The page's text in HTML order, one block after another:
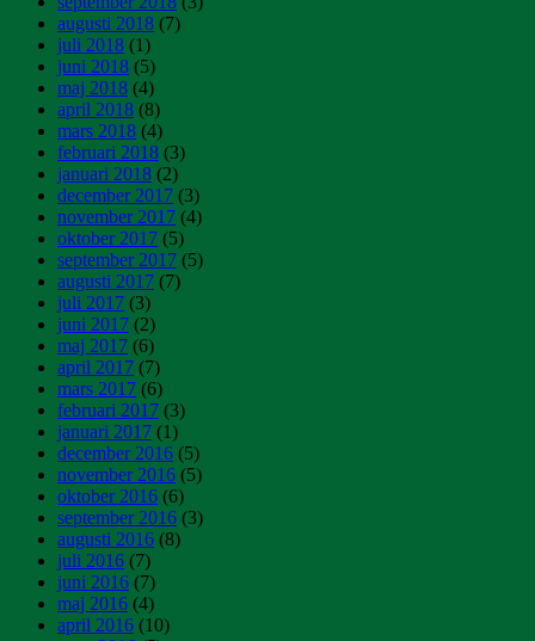
augusti 2018 (7)
juli 2018 (1)
juni 2018 (5)
maj 2018 (4)
april 2018 (8)
mars 2018 (4)
februari 2018 (3)
januari 2018 (2)
december 2017 (3)
november 2017 (4)
oktober 2017 (5)
september 2017 (5)
augusti 2017 (7)
juli 2017 (3)
juni 2017 (2)
maj 2017 (6)
april 2017 (7)
mars 2017 (6)
februari 2017 (3)
januari 2017 (1)
december 2016 (5)
november 2016 (5)
oktober 2016 (6)
september 2016 (3)
augusti 2016 (8)
juli 2016 (7)
juni 2016 (7)
maj 2016 (4)
april 2016 (10)